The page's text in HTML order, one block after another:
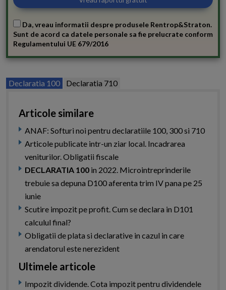
Da, vreau informatii despre produsele Rentrop&Straton.
Sunt de acord ca datele personale sa fie prelucrate conform
Regulamentului UE 679/2016
Declaratia 100 Declaratia 710
Articole similare
ANAF: Softuri noi pentru declaratiile 100, 300 si 710
Articole publicate intr-un ziar local. Incadrarea
veniturilor. Obligatii fiscale
DECLARATIA 100 in 2022. Microintreprinderile
trebuie sa depuna D100 aferenta trim IV pana pe 25
iunie
Scutire impozit pe profit. Cum se declara in D101
calculul final?
Obligatii de plata si declarative in cazul in care
arendatorul este nerezident
Ultimele articole
Impozit dividende. Cota impozit pentru dividendele